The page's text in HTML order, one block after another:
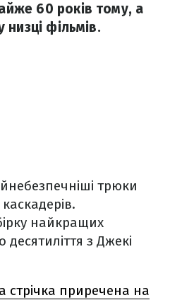
60 років тому, а
низці фільмів.
трюки
найкращих
з Джекі
стрічка приречена на